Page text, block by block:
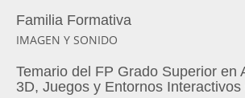
Familia Formativa
IMAGEN Y SONIDO
Temario del FP Grado Superior en
3D, Juegos y Entornos